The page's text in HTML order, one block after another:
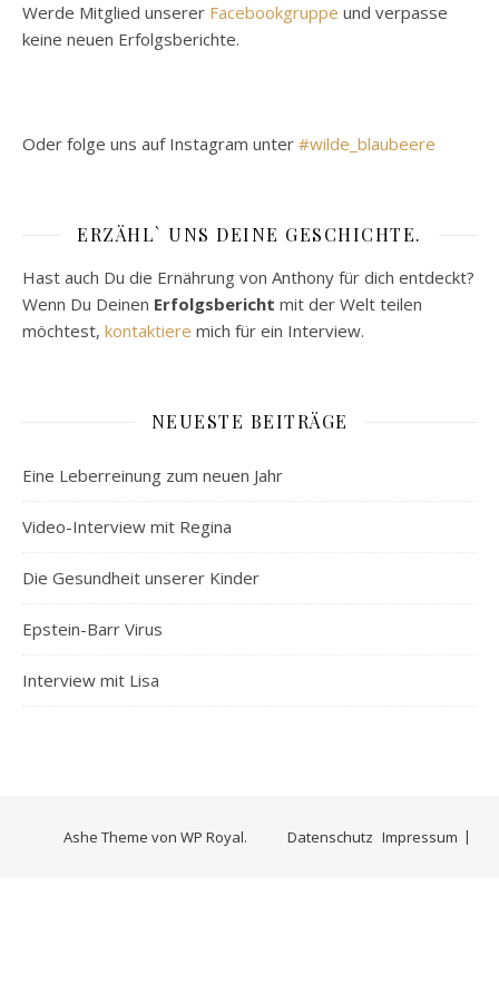
Werde Mitglied unserer Facebookgruppe und verpasse
keine neuen Erfolgsberichte.
Oder folge uns auf Instagram unter #wilde_blaubeere
ERZÄHL` UNS DEINE GESCHICHTE.
Hast auch Du die Ernährung von Anthony für dich entdeckt?
Wenn Du Deinen Erfolgsbericht mit der Welt teilen
möchtest, kontaktiere mich für ein Interview.
NEUESTE BEITRÄGE
Eine Leberreinung zum neuen Jahr
Video-Interview mit Regina
Die Gesundheit unserer Kinder
Epstein-Barr Virus
Interview mit Lisa
Datenschutz Impressum
Ashe Theme von WP Royal.